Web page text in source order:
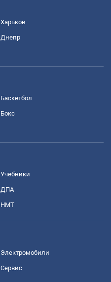
Харьков
Днепр
Баскетбол
Бокс
Учебники
ДПА
НМТ
Электромобили
Сервис